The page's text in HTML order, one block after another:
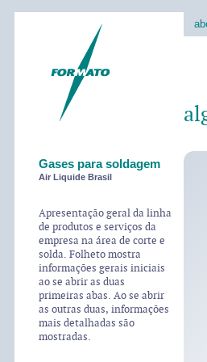
Gases para soldagem
Air Liquide Brasil
Apresentação geral da linha
de produtos e serviços da
empresa na área de corte e
solda. Folheto mostra
informações gerais iniciais
ao se abrir as duas
primeiras abas. Ao se abrir
as outras duas, informações
mais detalhadas são
mostradas.